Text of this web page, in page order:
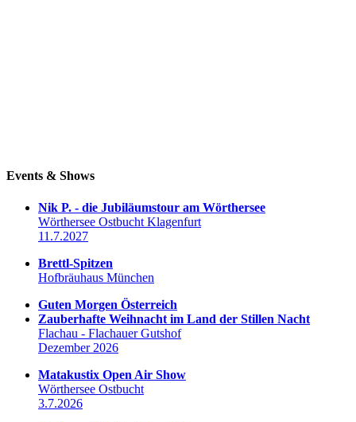
Events & Shows
Nik P. - die Jubiläumstour am Wörthersee
Wörthersee Ostbucht Klagenfurt
11.7.2027
Brettl-Spitzen
Hofbräuhaus München
Guten Morgen Österreich
Zauberhafte Weihnacht im Land der Stillen Nacht
Flachau - Flachauer Gutshof
Dezember 2026
Matakustix Open Air Show
Wörthersee Ostbucht
3.7.2026